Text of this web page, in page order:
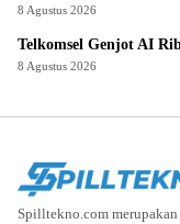
8 Agustus 2026
Telkomsel Genjot AI
8 Agustus 2026
Spilltekno.com